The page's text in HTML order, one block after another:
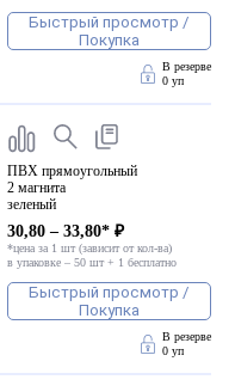
Быстрый просмотр /
Покупка
В резерве
0 уп
ПВХ прямоугольный
2 магнита
зеленый
30,80 – 33,80* ₽
*цена за 1 шт (зависит от кол-ва)
в упаковке – 50 шт + 1 бесплатно
Быстрый просмотр /
Покупка
В резерве
0 уп